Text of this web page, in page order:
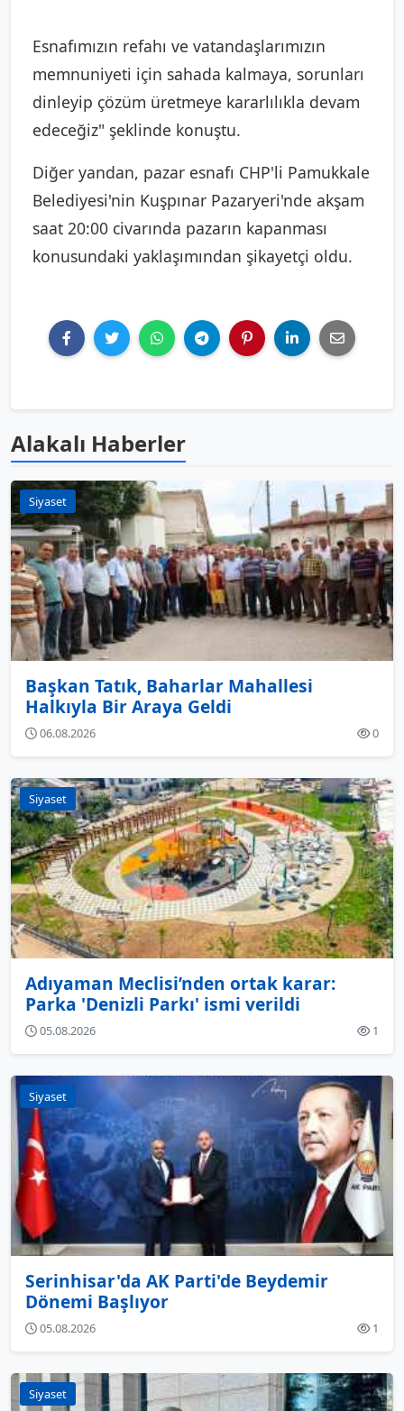
Esnafımızın refahı ve vatandaşlarımızın
memnuniyeti için sahada kalmaya, sorunları
dinleyip çözüm üretmeye kararlılıkla devam
edeceğiz" şeklinde konuştu.
Diğer yandan, pazar esnafı CHP'li Pamukkale
Belediyesi'nin Kuşpınar Pazaryeri'nde akşam
saat 20:00 civarında pazarın kapanması
konusundaki yaklaşımından şikayetçi oldu.
Alakalı Haberler
Siyaset
Başkan Tatık, Baharlar Mahallesi
Halkıyla Bir Araya Geldi
06.08.2026 0
Siyaset
Adıyaman Meclisi’nden ortak karar:
Parka 'Denizli Parkı' ismi verildi
05.08.2026 1
Siyaset
Serinhisar'da AK Parti'de Beydemir
Dönemi Başlıyor
05.08.2026 1
Siyaset